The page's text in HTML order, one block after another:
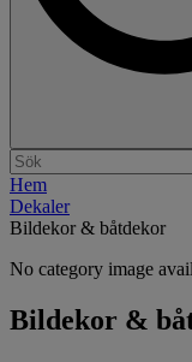
Hem
Dekaler
Bildekor & båtdekor
No category image
Bildekor &